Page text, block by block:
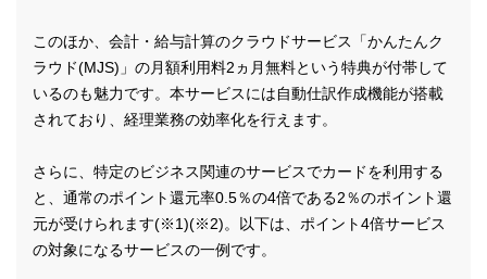
このほか、会計・給与計算のクラウドサービス「かんたんク
ラウド(MJS)」の月額利用料2ヵ月無料という特典が付帯して
いるのも魅力です。本サービスには自動仕訳作成機能が搭載
されており、経理業務の効率化を行えます。
さらに、特定のビジネス関連のサービスでカードを利用する
と、通常のポイント還元率0.5％の4倍である2％のポイント還
元が受けられます(※1)(※2)。以下は、ポイント4倍サービス
の対象になるサービスの一例です。